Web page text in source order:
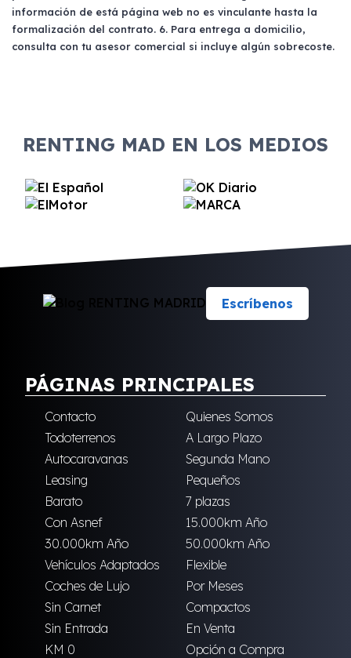
puede solicitarse un aval para asegurar la
contratación sin inconvenientes.
información de está página web no es vinculante hasta la
formalización del contrato. 6. Para entrega a domicilio,
consulta con tu asesor comercial si incluye algún sobrecoste.
RENTING MAD EN LOS MEDIOS
Escríbenos
PÁGINAS PRINCIPALES
Contacto
Quienes Somos
Todoterrenos
A Largo Plazo
Autocaravanas
Segunda Mano
Leasing
Pequeños
Barato
7 plazas
Con Asnef
15.000km Año
30.000km Año
50.000km Año
Vehículos Adaptados
Flexible
Coches de Lujo
Por Meses
Sin Carnet
Compactos
Sin Entrada
En Venta
KM 0
Opción a Compra